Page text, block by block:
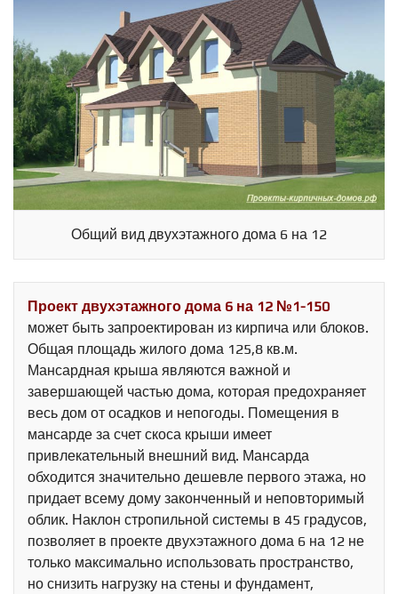
Общий вид двухэтажного дома 6 на 12
Проект двухэтажного дома 6 на 12 №1-150
может быть запроектирован из кирпича или блоков.
Общая площадь жилого дома 125,8 кв.м.
Мансардная крыша являются важной и
завершающей частью дома, которая предохраняет
весь дом от осадков и непогоды. Помещения в
мансарде за счет скоса крыши имеет
привлекательный внешний вид. Мансарда
обходится значительно дешевле первого этажа, но
придает всему дому законченный и неповторимый
облик. Наклон стропильной системы в 45 градусов,
позволяет в проекте двухэтажного дома 6 на 12 не
только максимально использовать пространство,
но снизить нагрузку на стены и фундамент,